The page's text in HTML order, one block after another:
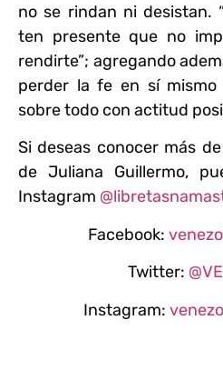
no se rindan ni desistan.
ten presente que no
rendirte”; agregando
perder la fe en sí
sobre todo con actitud
Si deseas conocer más
de Juliana Guillermo,
Instagram
Facebook:
Twitter:
Instagram: